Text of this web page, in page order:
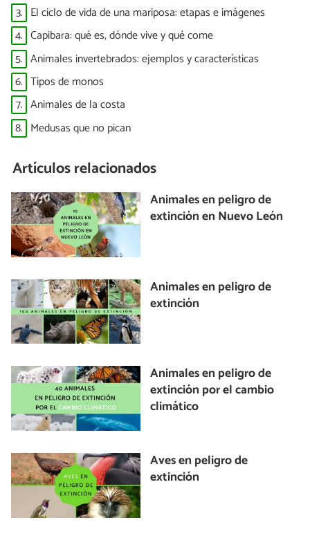
3. El ciclo de vida de una mariposa: etapas e imágenes
4. Capibara: qué es, dónde vive y qué come
5. Animales invertebrados: ejemplos y características
6. Tipos de monos
7. Animales de la costa
8. Medusas que no pican
Artículos relacionados
Animales en peligro de
extinción en Nuevo León
Animales en peligro de
extinción
Animales en peligro de
extinción por el cambio
climático
Aves en peligro de
extinción